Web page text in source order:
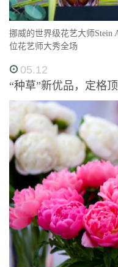
挪威的世界级花艺大师Stein
位花艺师大秀全场
05.12
“种草”新优品，定格